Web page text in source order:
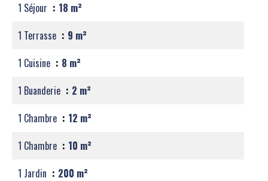
1 Séjour
18 m²
1 Terrasse
9 m²
1 Cuisine
8 m²
1 Buanderie
2 m²
1 Chambre
12 m²
1 Chambre
10 m²
1 Jardin
200 m²